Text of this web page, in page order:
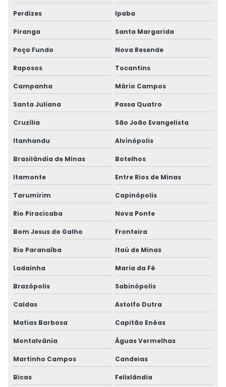
Perdizes Ipaba
Piranga Santa Margarida
Poço Fundo Nova Resende
Raposos Tocantins
Campanha Mário Campos
Santa Juliana Passa Quatro
Cruzília São João Evangelista
Itanhandu Alvinópolis
Brasilândia de Minas Botelhos
Itamonte Entre Rios de Minas
Tarumirim Capinópolis
Rio Piracicaba Nova Ponte
Bom Jesus do Galho Fronteira
Rio Paranaíba Itaú de Minas
Ladainha Maria da Fé
Brazópolis Sabinópolis
Caldas Astolfo Dutra
Matias Barbosa Capitão Enéas
Montalvânia Águas Vermelhas
Martinho Campos Candeias
Bicas Felixlândia